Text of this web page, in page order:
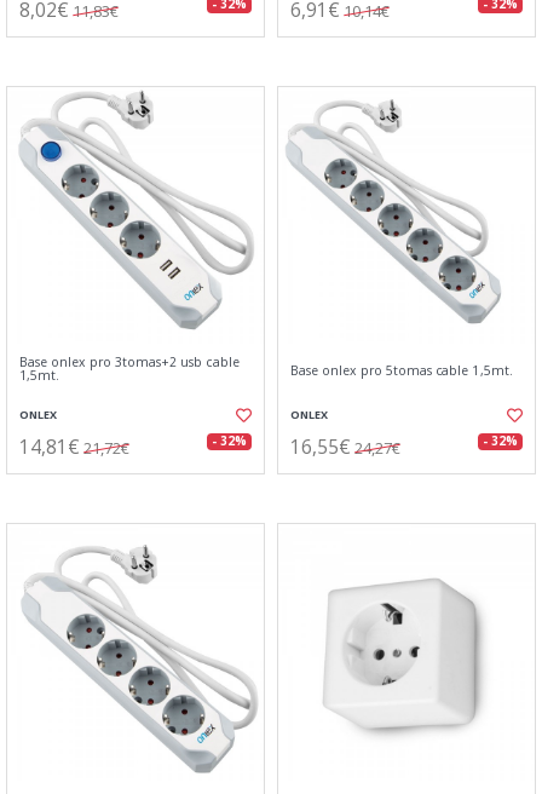
8,02€ 11,83€ - 32% 6,91€ 10,14€ - 32%
Base onlex pro 3tomas+2 usb cable
1,5mt.
ONLEX
14,81€ 21,72€ - 32%
Base onlex pro 5tomas cable 1,5mt.
ONLEX
16,55€ 24,27€ - 32%